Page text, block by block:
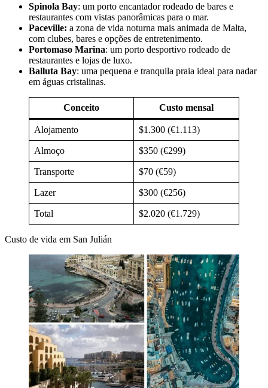
Spinola Bay: um porto encantador rodeado de bares e
restaurantes com vistas panorâmicas para o mar.
Paceville: a zona de vida noturna mais animada de Malta,
com clubes, bares e opções de entretenimento.
Portomaso Marina: um porto desportivo rodeado de
restaurantes e lojas de luxo.
Balluta Bay: uma pequena e tranquila praia ideal para nadar
em águas cristalinas.
Conceito Custo mensal
Alojamento $1.300 (€1.113)
Almoço $350 (€299)
Transporte $70 (€59)
Lazer $300 (€256)
Total $2.020 (€1.729)
Custo de vida em San Julián